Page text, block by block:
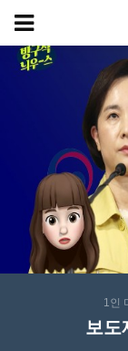
1인
보도